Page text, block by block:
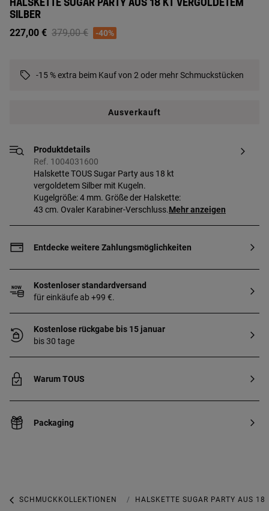
HALSKETTE SUGAR PARTY AUS 18 KT VERGOLDETEM
SILBER
227,00 € Price reduced from
379,00 €to-40%
-15 % extra beim Kauf von 2 oder mehr Schmuckstücken
Ausverkauft
Produktdetails
Ref. 1004031600
Halskette TOUS Sugar Party aus 18 kt
vergoldetem Silber mit Kugeln.
Kugelgröße: 4 mm. Größe der Halskette:
43 cm. Ovaler Karabiner-Verschluss.
23 kt. Diese Qualität gewährleistet eine
Mehr anzeigen
Entdecke weitere Zahlungsmöglichkeiten
Kostenloser standardversand
für einkäufe ab +99 €.
Kostenlose rückgabe bis 15 januar
bis 30 tage
Warum TOUS
Packaging
SCHMUCKKOLLEKTIONEN SUGAR PARTY KOLLEKTION
HALSKETTE SUGAR PARTY AUS 18